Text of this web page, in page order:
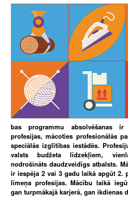
bas programmu absolvēšanas
profesijas, mācoties profesionālās
speciālās izglītības iestādēs.
valsts budžeta līdzekļiem,
nodrošināts daudzveidīgs atbalsts.
ir iespēja 2 vai 3 gadu laikā apgūt 2.
līmeņa profesijas. Mācību laikā
gan turpmākajā karjerā, gan ikdienas